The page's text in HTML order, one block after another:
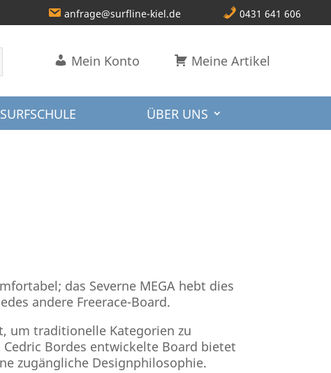
0431 641 606
anfrage@surfline-kiel.de
Meine Artikel
Mein Konto
SURFSCHULE ÜBER UNS
das Severne MEGA hebt dies
andere Freerace-Board.
um traditionelle Kategorien zu
Bordes entwickelte Board bietet
zugängliche Designphilosophie.